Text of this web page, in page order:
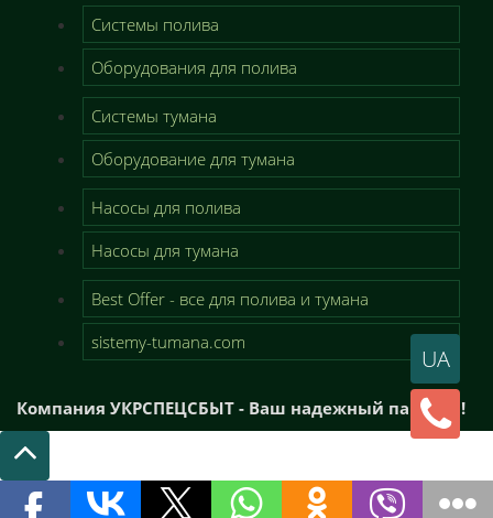
UA
Системы полива
Оборудования для полива
Системы тумана
Оборудование для тумана
Насосы для полива
Насосы для тумана
Best Offer - все для полива и тумана
sistemy-tumana.com
Компания УКРСПЕЦСБЫТ - Ваш надежный партнер!